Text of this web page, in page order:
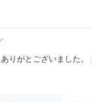
りがとございました。